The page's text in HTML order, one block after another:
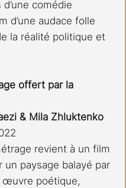
comédie
d’une audace folle
la réalité politique et
offert par la
& Mila Zhluktenko
revient à un film
paysage balayé par
œuvre poétique,